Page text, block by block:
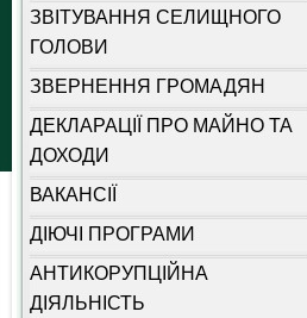
ЗВІТУВАННЯ СЕЛИЩНОГО
ГОЛОВИ
ЗВЕРНЕННЯ ГРОМАДЯН
ДЕКЛАРАЦІЇ ПРО МАЙНО ТА
ДОХОДИ
ВАКАНСІЇ
ДІЮЧІ ПРОГРАМИ
АНТИКОРУПЦІЙНА
ДІЯЛЬНІСТЬ